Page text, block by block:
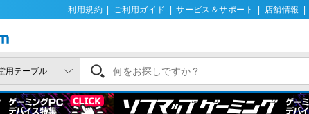
利用規約 ご利用ガイド サービス＆サポート 店舗情報